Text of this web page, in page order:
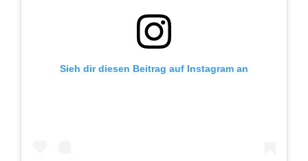
Sieh dir diesen Beitrag auf Instagram an